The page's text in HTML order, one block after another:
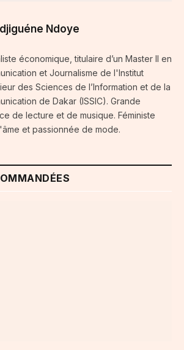
Ndoye
économique, titulaire d’un Master II en
et Journalisme de l'Institut
des Sciences de l’Information et de la
de Dakar (ISSIC). Grande
de lecture et de musique. Féministe
et passionnée de mode.